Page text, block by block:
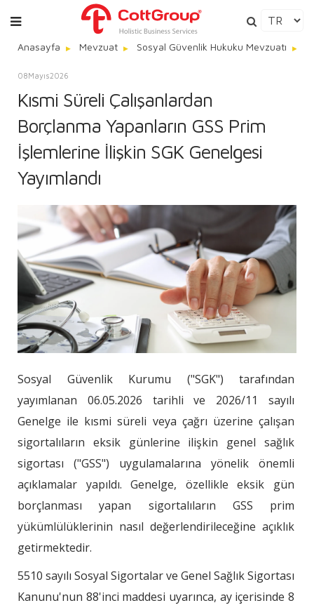
Anasayfa Mevzuat Sosyal Güvenlik Hukuku Mevzuatı
08Mayıs2026
Kısmi Süreli Çalışanlardan
Borçlanma Yapanların GSS Prim
İşlemlerine İlişkin SGK Genelgesi
Yayımlandı
Sosyal Güvenlik Kurumu ("SGK") tarafından
yayımlanan 06.05.2026 tarihli ve 2026/11 sayılı
Genelge ile kısmi süreli veya çağrı üzerine çalışan
sigortalıların eksik günlerine ilişkin genel sağlık
sigortası ("GSS") uygulamalarına yönelik önemli
açıklamalar yapıldı. Genelge, özellikle eksik gün
borçlanması yapan sigortalıların GSS prim
yükümlülüklerinin nasıl değerlendirileceğine açıklık
getirmektedir.
5510 sayılı Sosyal Sigortalar ve Genel Sağlık Sigortası
Kanunu'nun 88'inci maddesi uyarınca, ay içerisinde 8